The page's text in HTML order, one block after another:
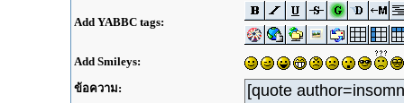
Add YABBC tags:
Add Smileys:
ข้อความ: